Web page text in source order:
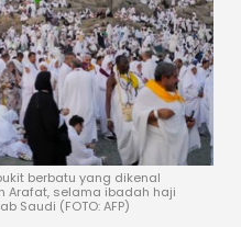
berbatu yang dikenal
Arafat, selama ibadah haji
Saudi (FOTO: AFP)